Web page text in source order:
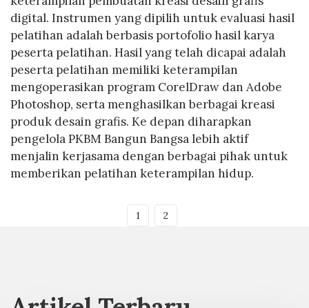
digital. Instrumen yang dipilih untuk evaluasi hasil
pelatihan adalah berbasis portofolio hasil karya
peserta pelatihan. Hasil yang telah dicapai adalah
peserta pelatihan memiliki keterampilan
mengoperasikan program CorelDraw dan Adobe
Photoshop, serta menghasilkan berbagai kreasi
produk desain grafis. Ke depan diharapkan
pengelola PKBM Bangun Bangsa lebih aktif
menjalin kerjasama dengan berbagai pihak untuk
memberikan pelatihan keterampilan hidup.
1 2